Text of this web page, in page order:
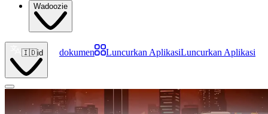
Wadoozie
🇮🇩id dokumen Luncurkan AplikasiLuncurkan Aplikasi